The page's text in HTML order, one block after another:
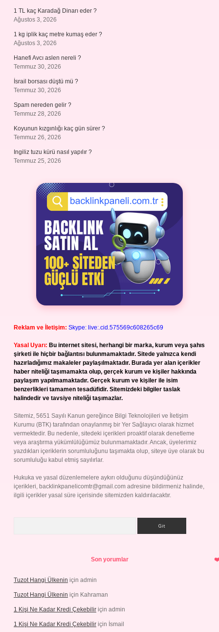
1 TL kaç Karadağ Dinarı eder ?
Ağustos 3, 2026
1 kg iplik kaç metre kumaş eder ?
Ağustos 3, 2026
Hanefi Avcı aslen nereli ?
Temmuz 30, 2026
İsrail borsası düştü mü ?
Temmuz 30, 2026
Spam nereden gelir ?
Temmuz 28, 2026
Koyunun kızgınlığı kaç gün sürer ?
Temmuz 26, 2026
Ingiliz tuzu kürü nasıl yapılır ?
Temmuz 25, 2026
Reklam ve İletişim: Skype: live:.cid.575569c608265c69
Yasal Uyarı: Bu internet sitesi, herhangi bir marka, kurum veya şahıs
şirketi ile hiçbir bağlantısı bulunmamaktadır. Sitede yalnızca kendi
hazırladığımız makaleler paylaşılmaktadır. Burada yer alan içerikler
haber niteliği taşımamakta olup, gerçek kurum ve kişiler hakkında
paylaşım yapılmamaktadır. Gerçek kurum ve kişiler ile isim
benzerlikleri tamamen tesadüfidir. Sitemizdeki bilgiler taslak
halindedir ve tavsiye niteliği taşımazlar.
Sitemiz, 5651 Sayılı Kanun gereğince Bilgi Teknolojileri ve İletişim
Kurumu (BTK) tarafından onaylanmış bir Yer Sağlayıcı olarak hizmet
vermektedir. Bu nedenle, sitedeki içerikleri proaktif olarak denetleme
veya araştırma yükümlülüğümüz bulunmamaktadır. Ancak, üyelerimiz
yazdıkları içeriklerin sorumluluğunu taşımakta olup, siteye üye olarak bu
sorumluluğu kabul etmiş sayılırlar.
Hukuka ve yasal düzenlemelere aykırı olduğunu düşündüğünüz
içerikleri, backlinkpanelicomtr@gmail.com adresine bildirmeniz halinde,
ilgili içerikler yasal süre içerisinde sitemizden kaldırılacaktır.
Son yorumlar
Tuzot Hangi Ülkenin için admin
Tuzot Hangi Ülkenin için Kahraman
1 Kişi Ne Kadar Kredi Çekebilir için admin
1 Kişi Ne Kadar Kredi Çekebilir için İsmail